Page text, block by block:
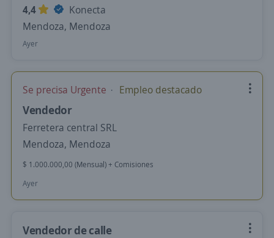
4,4
Konecta
Mendoza, Mendoza
Ayer
Se precisa Urgente Empleo destacado
Vendedor
Ferretera central SRL
Mendoza, Mendoza
$ 1.000.000,00 (Mensual) + Comisiones
Ayer
Vendedor de calle